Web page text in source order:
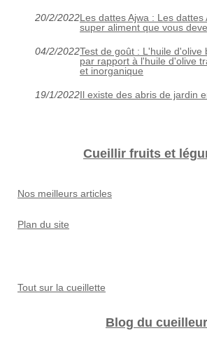
20/2/2022Les dattes Ajwa : Les dattes
super aliment que vous
04/2/2022Test de goût : L'huile d'olive
par rapport à l'huile d'olive
et inorganique
19/1/2022Il existe des abris de jardin
Cueillir fruits et
Nos meilleurs articles
Plan du site
Tout sur la cueillette
Blog du cueilleur